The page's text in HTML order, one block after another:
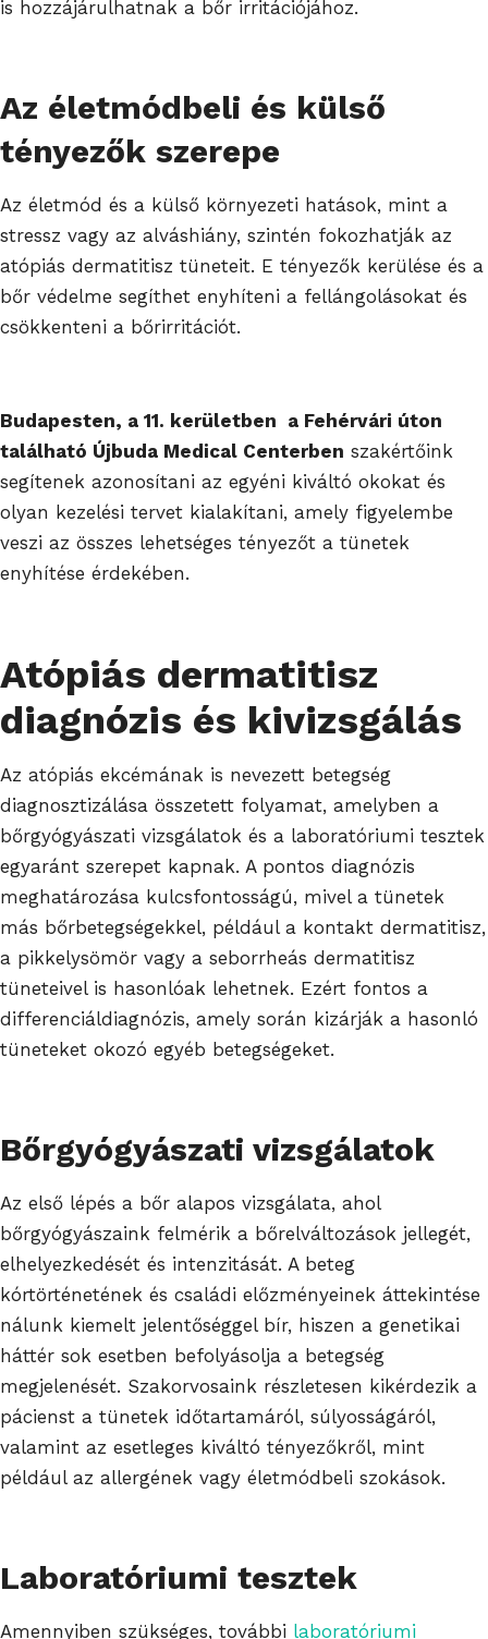
is hozzájárulhatnak a bőr irritációjához.
Az életmódbeli és külső
tényezők szerepe
Az életmód és a külső környezeti hatások, mint a
stressz vagy az alváshiány, szintén fokozhatják az
atópiás dermatitisz tüneteit. E tényezők kerülése és a
bőr védelme segíthet enyhíteni a fellángolásokat és
csökkenteni a bőrirritációt.
Budapesten, a 11. kerületben a Fehérvári úton
található Újbuda Medical Centerben szakértőink
segítenek azonosítani az egyéni kiváltó okokat és
olyan kezelési tervet kialakítani, amely figyelembe
veszi az összes lehetséges tényezőt a tünetek
enyhítése érdekében.
Atópiás dermatitisz
diagnózis és kivizsgálás
Az atópiás ekcémának is nevezett betegség
diagnosztizálása összetett folyamat, amelyben a
bőrgyógyászati vizsgálatok és a laboratóriumi tesztek
egyaránt szerepet kapnak. A pontos diagnózis
meghatározása kulcsfontosságú, mivel a tünetek
más bőrbetegségekkel, például a kontakt dermatitisz,
a pikkelysömör vagy a seborrheás dermatitisz
tüneteivel is hasonlóak lehetnek. Ezért fontos a
differenciáldiagnózis, amely során kizárják a hasonló
tüneteket okozó egyéb betegségeket.
Bőrgyógyászati vizsgálatok
Az első lépés a bőr alapos vizsgálata, ahol
bőrgyógyászaink felmérik a bőrelváltozások jellegét,
elhelyezkedését és intenzitását. A beteg
kórtörténetének és családi előzményeinek áttekintése
nálunk kiemelt jelentőséggel bír, hiszen a genetikai
háttér sok esetben befolyásolja a betegség
megjelenését. Szakorvosaink részletesen kikérdezik a
pácienst a tünetek időtartamáról, súlyosságáról,
valamint az esetleges kiváltó tényezőkről, mint
például az allergének vagy életmódbeli szokások.
Laboratóriumi tesztek
Amennyiben szükséges, további laboratóriumi